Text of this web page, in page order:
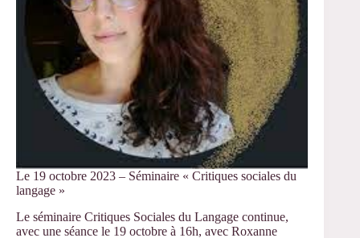
Le 19 octobre 2023 – Séminaire « Critiques sociales du
langage »
Le séminaire Critiques Sociales du Langage continue,
avec une séance le 19 octobre à 16h, avec Roxanne